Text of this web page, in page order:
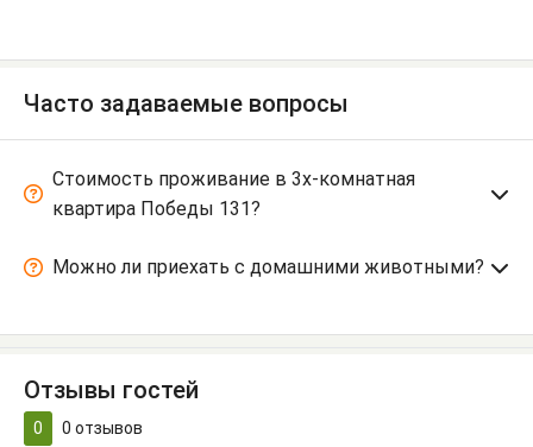
Часто задаваемые вопросы
Стоимость проживание в 3х-комнатная
квартира Победы 131?
Можно ли приехать с домашними животными?
Отзывы гостей
0 0 отзывов